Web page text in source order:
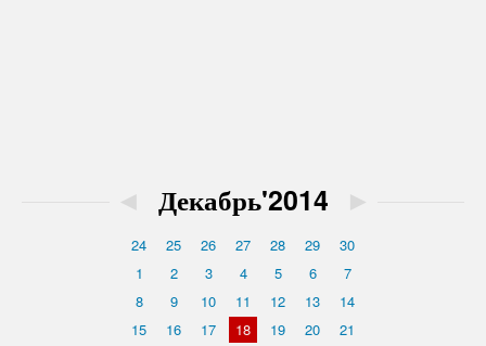
◄ Декабрь'2014 ►
24 25 26 27 28 29
30
1
2 3 4 5 6
7
8
9 10 11 12 13
14
15
16 17 18 19 20
21